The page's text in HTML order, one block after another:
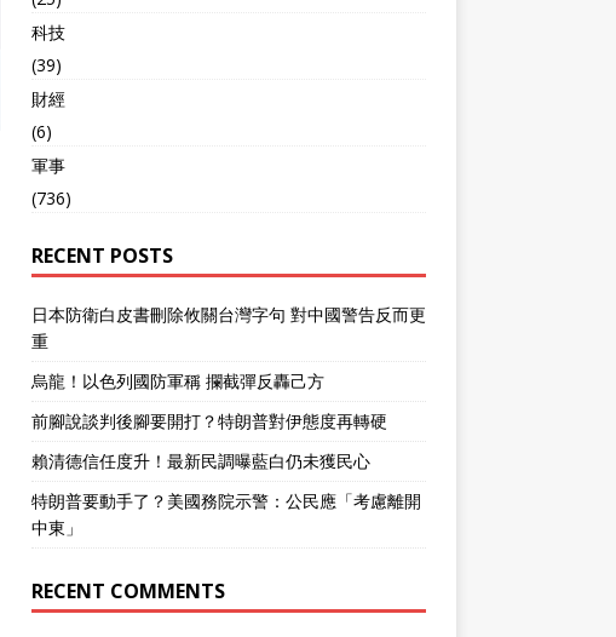
科技
(39)
財經
(6)
軍事
(736)
RECENT POSTS
日本防衛白皮書刪除攸關台灣字句 對中國警告反而更
重
烏龍！以色列國防軍稱 攔截彈反轟己方
前腳說談判後腳要開打？特朗普對伊態度再轉硬
賴清德信任度升！最新民調曝藍白仍未獲民心
特朗普要動手了？美國務院示警：公民應「考慮離開
中東」
RECENT COMMENTS